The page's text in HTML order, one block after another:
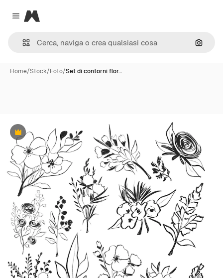
Close menu
Magnific
Cerca
Home/Stock/Foto/Set di contorni flor…
Premium